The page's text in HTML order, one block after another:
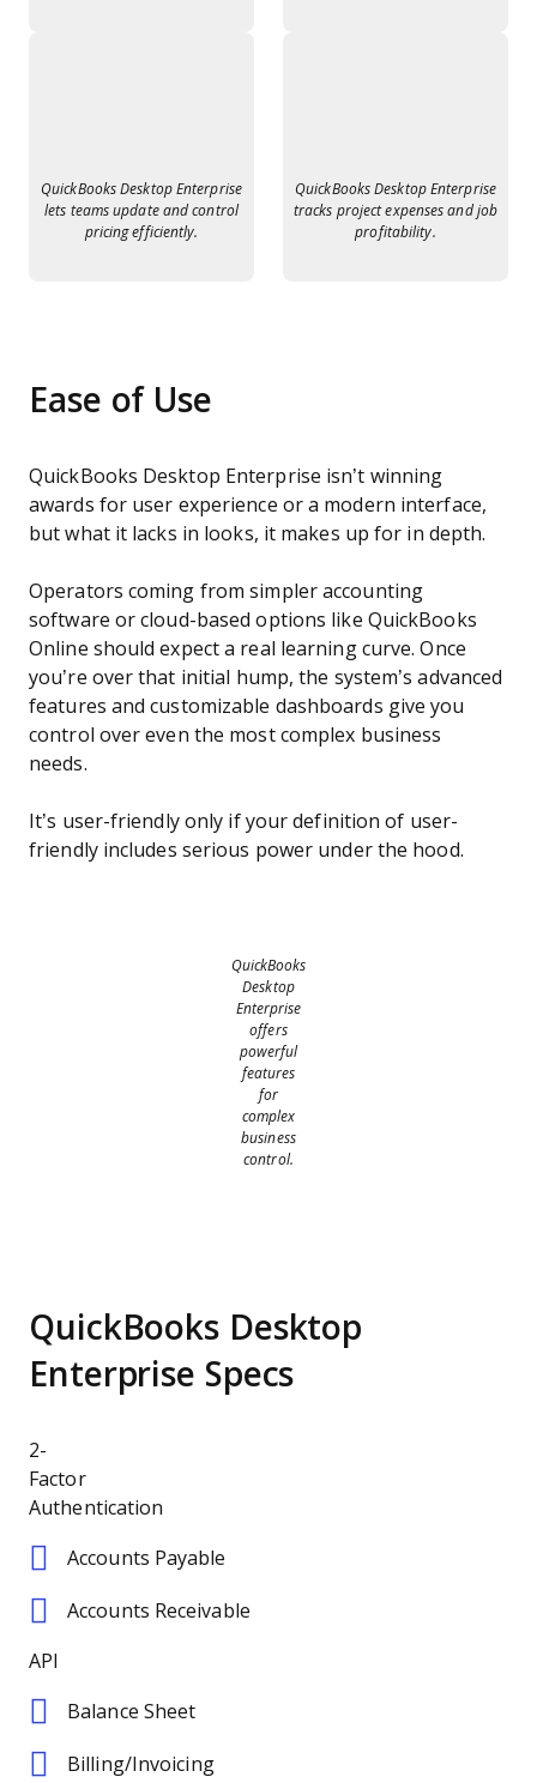
QuickBooks Desktop Enterprise
lets teams update and control
pricing efficiently.
QuickBooks Desktop Enterprise
tracks project expenses and job
profitability.
Ease of Use
QuickBooks Desktop Enterprise isn’t winning
awards for user experience or a modern interface,
but what it lacks in looks, it makes up for in depth.
Operators coming from simpler accounting
software or cloud-based options like QuickBooks
Online should expect a real learning curve. Once
you’re over that initial hump, the system’s advanced
features and customizable dashboards give you
control over even the most complex business
needs.
It’s user-friendly only if your definition of user-
friendly includes serious power under the hood.
QuickBooks
Desktop
Enterprise
offers
powerful
features
for
complex
business
control.
QuickBooks Desktop
Enterprise Specs
2-
Factor
Authentication
Accounts Payable
Accounts Receivable
API
Balance Sheet
Billing/Invoicing